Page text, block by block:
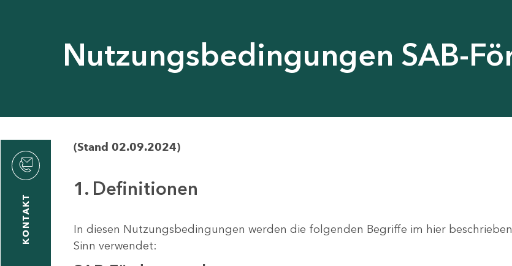
Nutzungsbedingungen SAB-
KONTAKT
(Stand 02.09.2024)
1. Definitionen
In diesen Nutzungsbedingungen werden die folgenden Begriffe im hier
Sinn verwendet: